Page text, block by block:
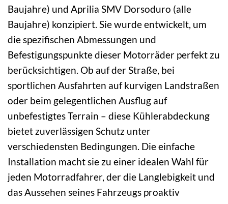
Baujahre) und Aprilia SMV Dorsoduro (alle
Baujahre) konzipiert. Sie wurde entwickelt, um
die spezifischen Abmessungen und
Befestigungspunkte dieser Motorräder perfekt zu
berücksichtigen. Ob auf der Straße, bei
sportlichen Ausfahrten auf kurvigen Landstraßen
oder beim gelegentlichen Ausflug auf
unbefestigtes Terrain – diese Kühlerabdeckung
bietet zuverlässigen Schutz unter
verschiedensten Bedingungen. Die einfache
Installation macht sie zu einer idealen Wahl für
jeden Motorradfahrer, der die Langlebigkeit und
das Aussehen seines Fahrzeugs proaktiv